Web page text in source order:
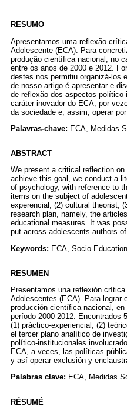
RESUMO
Apresentamos uma reflexão
Adolescente (ECA). Para
produção científica nacional, no
entre os anos de 2000 e 2012.
destes nos permitiu organizá-los
de nosso artigo é apresentar e
de reflexão dos aspectos
caráter inovador do ECA, por
da sociedade e, assim, operar
Palavras-chave: ECA, Medidas
ABSTRACT
We present a critical reflection
achieve this goal, we conduct a
of psychology, with reference to
items on the subject of
experencial; (2) cultural theorist;
research plan, namely, the
educational measures. It was
put across adolescents authors
Keywords: ECA, Socio-
RESUMEN
Presentamos una reflexión
Adolescentes (ECA). Para lograr
producción científica nacional,
período 2000-2012. Encontrados
(1) práctico-experiencial; (2)
el tercer plano analítico de
político-institucionales
ECA, a veces, las políticas
y así operar exclusión y
Palabras clave: ECA, Medidas
RÉSUMÉ